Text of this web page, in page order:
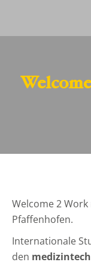
Welcome 2
Pfaffenhofen.
Internationale
den